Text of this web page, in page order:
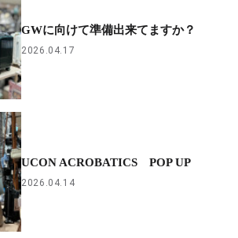
GWに向けて準備出来てますか？
2026.04.17
UCON ACROBATICS POP UP
2026.04.14